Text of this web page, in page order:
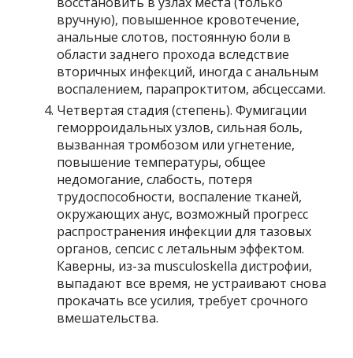
вручную), повышенное кровотечение,
анальные слотов, постоянную боли в
области заднего прохода вследствие
вторичных инфекций, иногда с анальным
воспалением, парапроктитом, абсцессами.
Четвертая стадия (степень). Фумигации
геморроидальных узлов, сильная боль,
вызванная тромбозом или угнетение,
повышение температуры, общее
недомогание, слабость, потеря
трудоспособности, воспаление тканей,
окружающих анус, возможный прогресс
распространения инфекции для тазовых
органов, сепсис с летальным эффектом.
Каверны, из-за musculoskella дистрофии,
выпадают все время, не устраивают снова
прокачать все усилия, требует срочного
вмешательства.